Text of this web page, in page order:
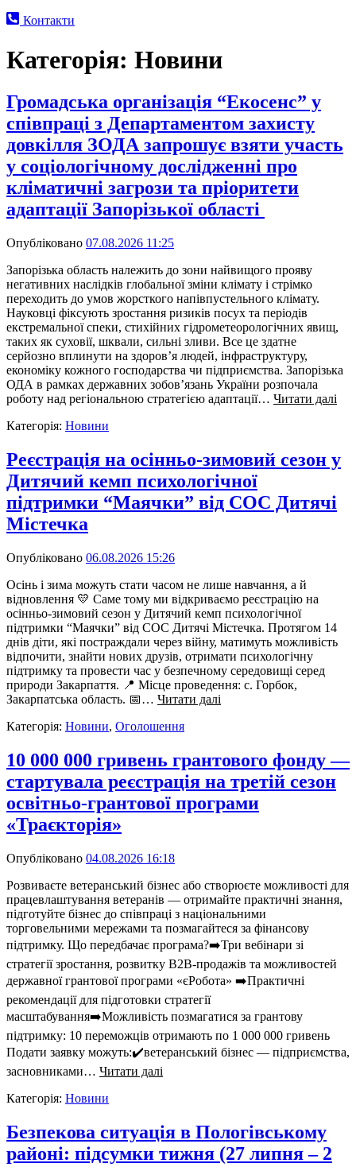
Контакти
Категорія: Новини
Громадська організація “Екосенс” у
співпраці з Департаментом захисту
довкілля ЗОДА запрошує взяти участь
у соціологічному дослідженні про
кліматичні загрози та пріоритети
адаптації Запорізької області
Опубліковано 07.08.2026 11:25
Запорізька область належить до зони найвищого прояву
негативних наслідків глобальної зміни клімату і стрімко
переходить до умов жорсткого напівпустельного клімату.
Науковці фіксують зростання ризиків посух та періодів
екстремальної спеки, стихійних гідрометеорологічних явищ,
таких як суховії, шквали, сильні зливи. Все це здатне
серйозно вплинути на здоров’я людей, інфраструктуру,
економіку кожного господарства чи підприємства. Запорізька
ОДА в рамках державних зобов’язань України розпочала
роботу над регіональною стратегією адаптації… Читати далі
Категорія: Новини
Реєстрація на осінньо-зимовий сезон у
Дитячий кемп психологічної
підтримки “Маячки” від СОС Дитячі
Містечка
Опубліковано 06.08.2026 15:26
Осінь і зима можуть стати часом не лише навчання, а й
відновлення 💛 Саме тому ми відкриваємо реєстрацію на
осінньо-зимовий сезон у Дитячий кемп психологічної
підтримки “Маячки” від СОС Дитячі Містечка. Протягом 14
днів діти, які постраждали через війну, матимуть можливість
відпочити, знайти нових друзів, отримати психологічну
підтримку та провести час у безпечному середовищі серед
природи Закарпаття. 📍 Місце проведення: с. Горбок,
Закарпатська область. 📅… Читати далі
Категорія: Новини, Оголошення
10 000 000 гривень грантового фонду —
стартувала реєстрація на третій сезон
освітньо-грантової програми
«Траєкторія»
Опубліковано 04.08.2026 16:18
Розвиваєте ветеранський бізнес або створюєте можливості для
працевлаштування ветеранів — отримайте практичні знання,
підготуйте бізнес до співпраці з національними
торговельними мережами та позмагайтеся за фінансову
підтримку. Що передбачає програма?➡️Три вебінари зі
стратегії зростання, розвитку B2B-продажів та можливостей
державної грантової програми «єРобота» ➡️Практичні
рекомендації для підготовки стратегії
масштабування➡️Можливість позмагатися за грантову
підтримку: 10 переможців отримають по 1 000 000 гривень
Подати заявку можуть:✔️ветеранський бізнес — підприємства,
засновниками… Читати далі
Категорія: Новини
Безпекова ситуація в Пологівському
районі: підсумки тижня (27 липня – 2